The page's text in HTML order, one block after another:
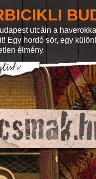
utcáin a
Egy hordó sör, egy
élmény.